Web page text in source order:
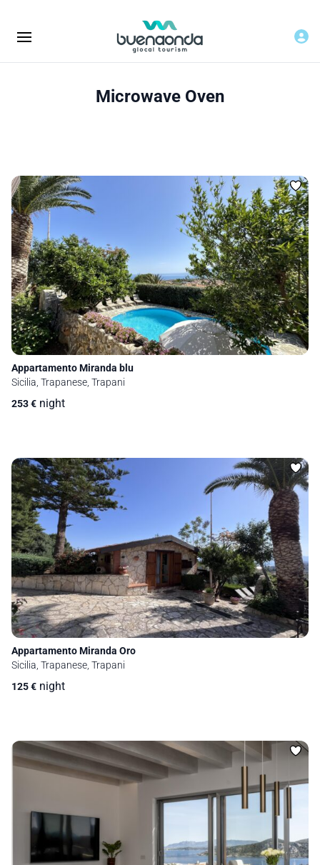
Microwave Oven
Appartamento Miranda blu
Sicilia, Trapanese, Trapani
253€ night
Appartamento Miranda Oro
Sicilia, Trapanese, Trapani
125€ night